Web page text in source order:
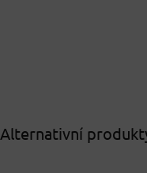
Alternativní